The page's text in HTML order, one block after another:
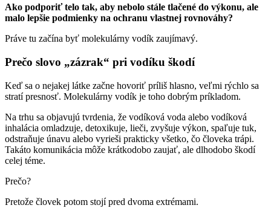
Ako podporiť telo tak, aby nebolo stále tlačené do výkonu, ale
malo lepšie podmienky na ochranu vlastnej rovnováhy?
Práve tu začína byť molekulárny vodík zaujímavý.
Prečo slovo „zázrak“ pri vodíku škodí
Keď sa o nejakej látke začne hovoriť príliš hlasno, veľmi rýchlo sa
stratí presnosť. Molekulárny vodík je toho dobrým príkladom.
Na trhu sa objavujú tvrdenia, že vodíková voda alebo vodíková
inhalácia omladzuje, detoxikuje, lieči, zvyšuje výkon, spaľuje tuk,
odstraňuje únavu alebo vyrieši prakticky všetko, čo človeka trápi.
Takáto komunikácia môže krátkodobo zaujať, ale dlhodobo škodí
celej téme.
Prečo?
Pretože človek potom stojí pred dvoma extrémami.